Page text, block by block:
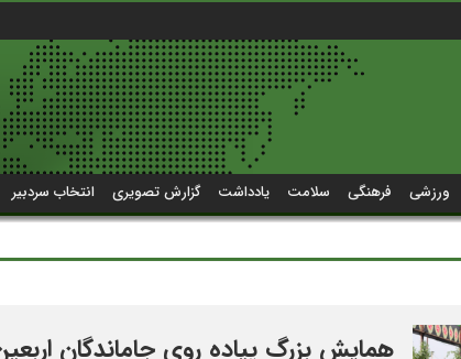
ورزشی فرهنگی سلامت یادداشت گزارش تصویری انتخاب سردبیر
همایش بزرگ پیاده روی جاماندگان